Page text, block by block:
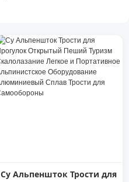
Cy Альпеншток Трости для